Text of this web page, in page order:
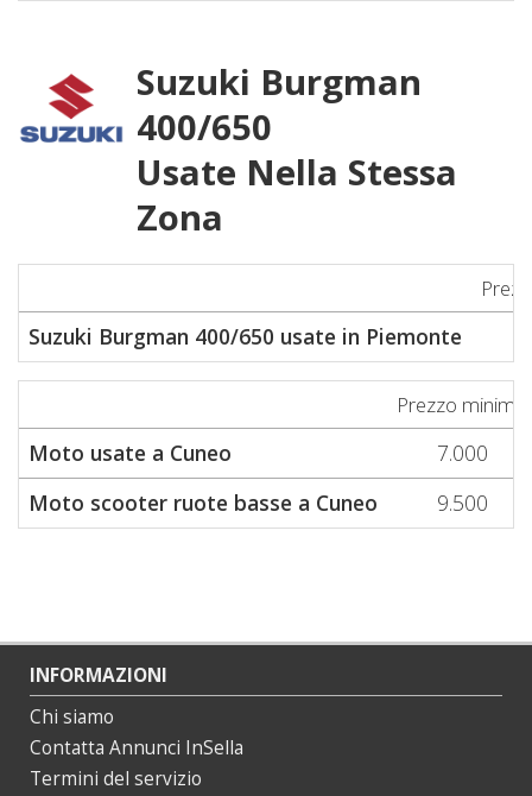
Suzuki Burgman
400/650
Usate Nella Stessa
Zona
Suzuki Burgman 400/650 usate in Piemonte
Prezzo minimo
Moto usate a Cuneo
7.000
Moto scooter ruote basse a Cuneo
9.500
INFORMAZIONI
Chi siamo
Contatta Annunci InSella
Termini del servizio